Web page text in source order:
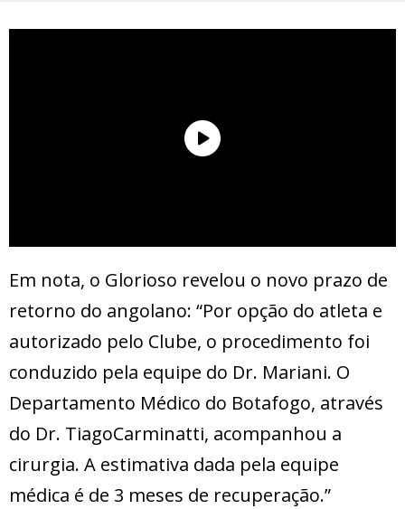
Em nota, o Glorioso revelou o novo prazo de
retorno do angolano: “Por opção do atleta e
autorizado pelo Clube, o procedimento foi
conduzido pela equipe do Dr. Mariani. O
Departamento Médico do Botafogo, através
do Dr. TiagoCarminatti, acompanhou a
cirurgia. A estimativa dada pela equipe
médica é de 3 meses de recuperação.”